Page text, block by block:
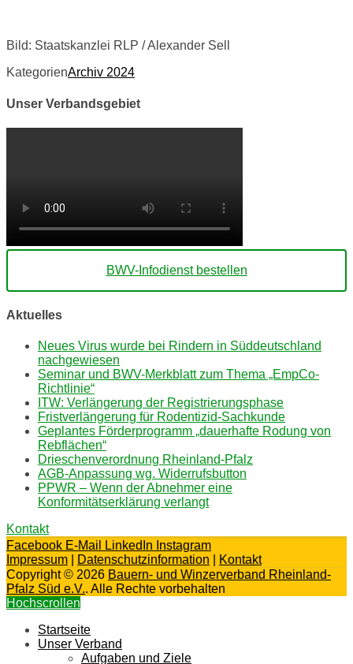
Bild: Staatskanzlei RLP / Alexander Sell
KategorienArchiv 2024
Unser Verbandsgebiet
BWV-Infodienst bestellen
Aktuelles
Neues Virus wurde bei Rindern in Süddeutschland
nachgewiesen
Seminar und BWV-Merkblatt zum Thema „EmpCo-
Richtlinie“
ITW: Verlängerung der Registrierungsphase
Fristverlängerung für Rodentizid-Sachkunde
Geplantes Förderprogramm „dauerhafte Rodung von
Rebflächen“
Drieschenverordnung Rheinland-Pfalz
AGB-Anpassung wg. Widerrufsbutton
PPWR – Wenn der Abnehmer eine
Konformitätserklärung verlangt
Kontakt
Facebook E-Mail LinkedIn Instagram
Impressum
Datenschutzinformation
Kontakt
Copyright © 2026 Bauern- und Winzerverband Rheinland-
Pfalz Süd e.V.. Alle Rechte vorbehalten
Hochscrollen
Startseite
Unser Verband
Aufgaben und Ziele